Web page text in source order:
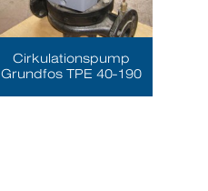
Cirkulationspump
Grundfos TPE 40-190